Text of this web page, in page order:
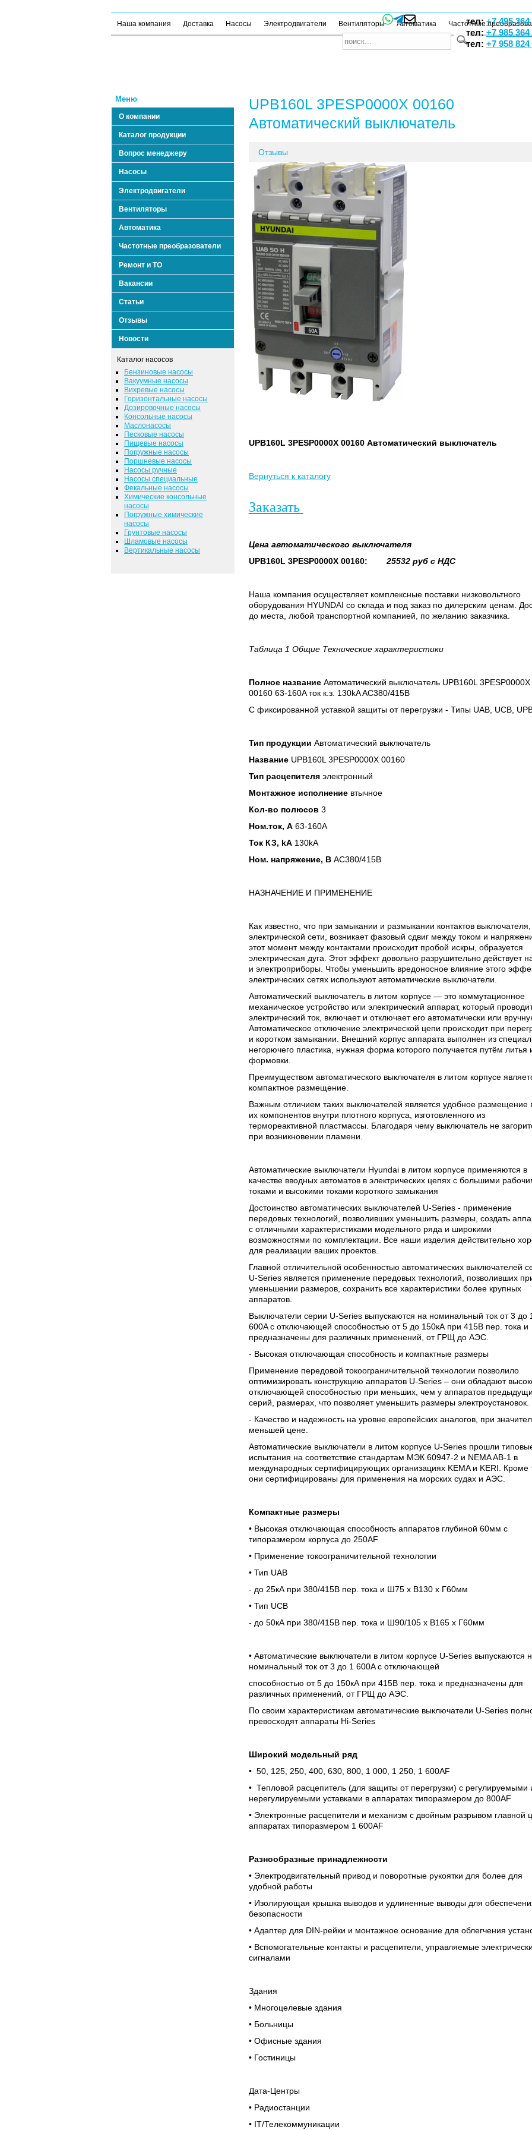
тел:+7 495 364
тел:+7 985 364
тел: +7 958 824
Наша компания Доставка Насосы Электродвигатели Вентиляторы Автоматика Частотные
Меню
О компании
Каталог продукции
Вопрос менеджеру
Насосы
Электродвигатели
Вентиляторы
Автоматика
Частотные преобразователи
Ремонт и ТО
Вакансии
Статьи
Отзывы
Новости
Каталог насосов
Бензиновые насосы
Вакуумные насосы
Вихревые насосы
Горизонтальные насосы
Дозировочные насосы
Консольные насосы
Маслонасосы
Песковые насосы
Пищевые насосы
Погружные насосы
Поршневые насосы
Насосы ручные
Насосы специальные
Фекальные насосы
Химические консольные
насосы
Погружные химические
насосы
Грунтовые насосы
Шламовые насосы
Вертикальные насосы
UPB160L 3PESP0000X 00160
Автоматический выключатель
Отзывы
UPB160L 3PESP0000X 00160 Автоматический выключатель
Вернуться к каталогу
Заказать
Цена автоматического выключателя
UPB160L 3PESP0000X 00160: 25532 руб с НДС
Наша компания осуществляет комплексные поставки низковольтного
оборудования HYUNDAI со склада и под заказ по дилерским ценам.
до места, любой транспортной компанией, по желанию заказчика.
Таблица 1 Общие Технические характеристики
Полное названиеАвтоматический выключатель UPB160L 3PESP0000X
00160 63-160A ток к.з. 130kA AC380/415В
С фиксированной уставкой защиты от перегрузки - Типы UAB, UCB,
Тип продукции Автоматический выключатель
НазваниеUPB160L 3PESP0000X 00160
Тип расцепителяэлектронный
Монтажное исполнениевтычное
Кол-во полюсов 3
Ном.ток, А63-160A
Ток КЗ, kA130kA
Ном. напряжение, В AC380/415В
НАЗНАЧЕНИЕ И ПРИМЕНЕНИЕ
Как известно, что при замыкании и размыкании контактов выключателя,
электрической сети, возникает фазовый сдвиг между током и
этот момент между контактами происходит пробой искры, образуется
электрическая дуга. Этот эффект довольно разрушительно действует
и электроприборы. Чтобы уменьшить вредоносное влияние этого
электрических сетях используют автоматические выключатели.
Автоматический выключатель в литом корпусе — это коммутационное
механическое устройство или электрический аппарат, который
электрический ток, включает и отключает его автоматически или
Автоматическое отключение электрической цепи происходит при
и коротком замыкании. Внешний корпус аппарата выполнен из
негорючего пластика, нужная форма которого получается путём литья
формовки.
Преимуществом автоматического выключателя в литом корпусе
компактное размещение.
Важным отличием таких выключателей является удобное размещение
их компонентов внутри плотного корпуса, изготовленного из
термореактивной пластмассы. Благодаря чему выключатель не
при возникновении пламени.
Автоматические выключатели Hyundai в литом корпусе применяются в
качестве вводных автоматов в электрических цепях с большими
токами и высокими токами короткого замыкания
Достоинство автоматических выключателей U-Series - применение
передовых технологий, позволивших уменьшить размеры, создать
с отличными характеристиками модельного ряда и широкими
возможностями по комплектации. Все наши изделия действительно
для реализации ваших проектов.
Главной отличительной особенностью автоматических выключателей
U-Series является применение передовых технологий, позволивших
уменьшении размеров, сохранить все характеристики более крупных
аппаратов.
Выключатели серии U-Series выпускаются на номинальный ток от 3 до 1
600A с отключающей способностью от 5 до 150кА при 415В пер. тока и
предназначены для различных применений, от ГРЩ до АЭС.
- Высокая отключающая способность и компактные размеры
Применение передовой токоограничительной технологии позволило
оптимизировать конструкцию аппаратов U-Series – они обладают
отключающей способностью при меньших, чем у аппаратов
серий, размерах, что позволяет уменьшить размеры электроустановок.
- Качество и надежность на уровне европейских аналогов, при
меньшей цене.
Автоматические выключатели в литом корпусе U-Series прошли
испытания на соответствие стандартам МЭК 60947-2 и NEMA AB-1 в
международных сертифицирующих организациях KEMA и KERI. Кроме
они сертифицированы для применения на морских судах и АЭС.
Компактные размеры
• Высокая отключающая способность аппаратов глубиной 60мм с
типоразмером корпуса до 250AF
• Применение токоограничительной технологии
• Тип UAB
- до 25кА при 380/415В пер. тока и Ш75 х В130 х Г60мм
• Тип UCB
- до 50кА при 380/415В пер. тока и Ш90/105 х В165 х Г60мм
• Автоматические выключатели в литом корпусе U-Series выпускаются
номинальный ток от 3 до 1 600A с отключающей
способностью от 5 до 150кА при 415В пер. тока и предназначены для
различных применений, от ГРЩ до АЭС.
По своим характеристикам автоматические выключатели U-Series
превосходят аппараты Hi-Series
Широкий модельный ряд
• 50, 125, 250, 400, 630, 800, 1 000, 1 250, 1 600AF
• Тепловой расцепитель (для защиты от перегрузки) с регулируемыми
нерегулируемыми уставками в аппаратах типоразмером до 800AF
• Электронные расцепители и механизм с двойным разрывом главной
аппаратах типоразмером 1 600AF
Разнообразные принадлежности
• Электродвигательный привод и поворотные рукоятки для более для
удобной работы
• Изолирующая крышка выводов и удлиненные выводы для
безопасности
• Адаптер для DIN-рейки и монтажное основание для облегчения
• Вспомогательные контакты и расцепители, управляемые
сигналами
Здания
• Многоцелевые здания
• Больницы
• Офисные здания
• Гостиницы
Дата-Центры
• Радиостанции
• IT/Телекоммуникации